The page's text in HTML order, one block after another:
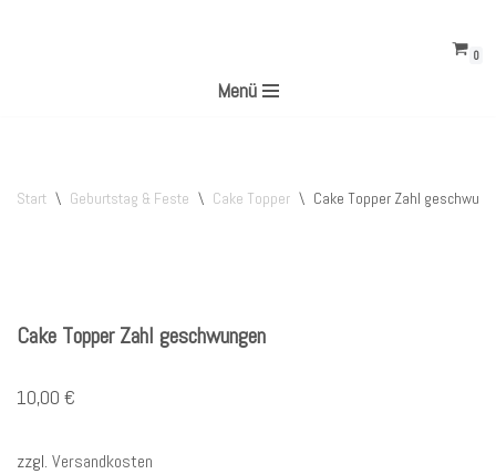
0
Menü
Start \ Geburtstag & Feste \ Cake Topper \ Cake Topper Zahl
Cake Topper Zahl geschwungen
10,00 €
zzgl. Versandkosten